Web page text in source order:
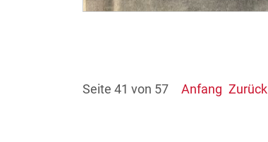
Seite 41 von 57 Anfang Zurück